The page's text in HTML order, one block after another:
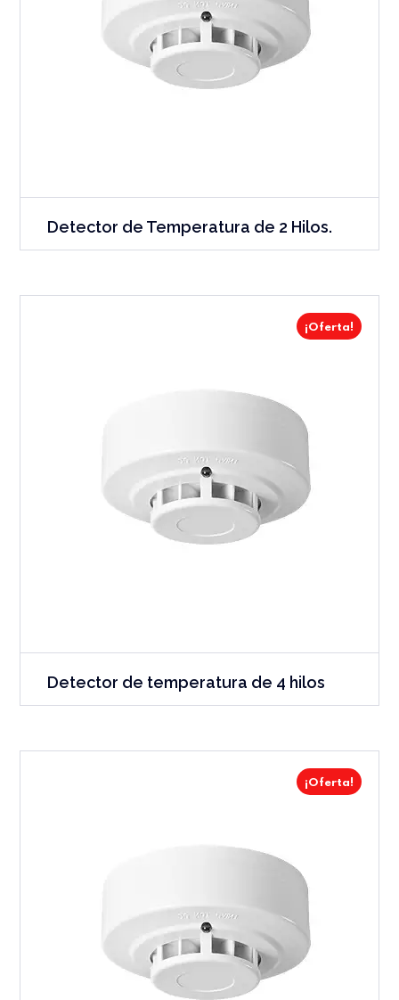
Detector de Temperatura de 2 Hilos.
¡Oferta!
Detector de temperatura de 4 hilos
¡Oferta!